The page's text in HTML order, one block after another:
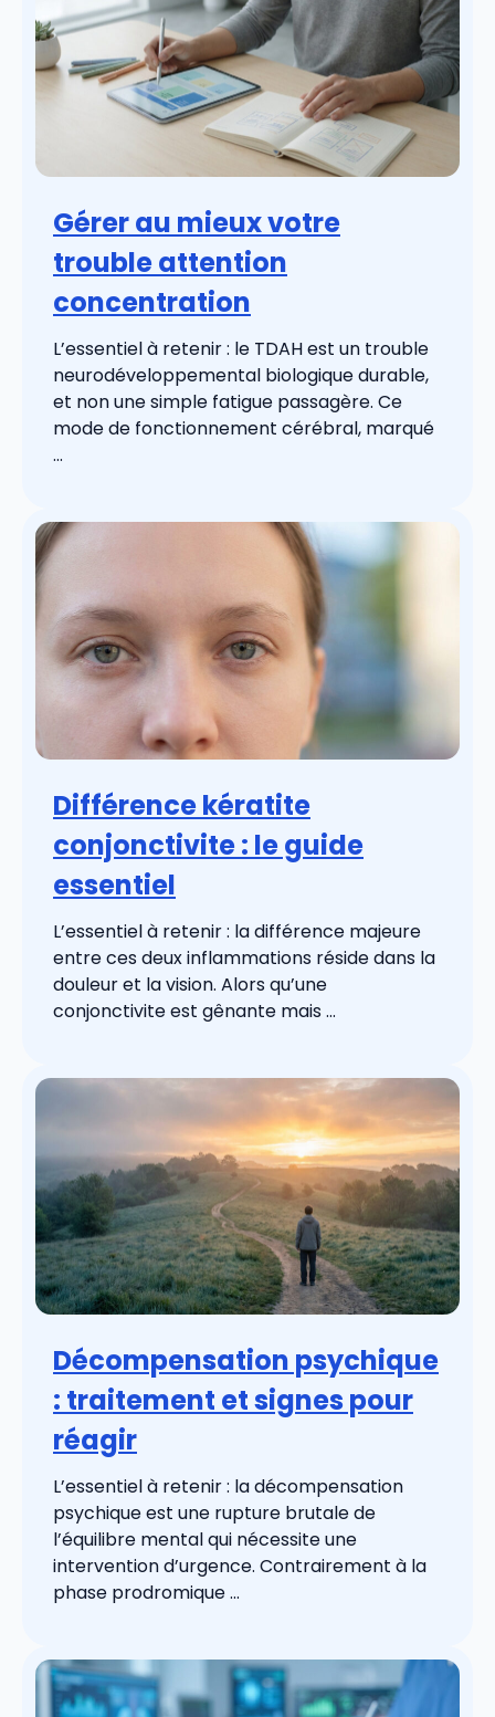
Gérer au mieux votre
trouble attention
concentration
L’essentiel à retenir : le TDAH est un trouble
neurodéveloppemental biologique durable,
et non une simple fatigue passagère. Ce
mode de fonctionnement cérébral, marqué
...
Différence kératite
conjonctivite : le guide
essentiel
L’essentiel à retenir : la différence majeure
entre ces deux inflammations réside dans la
douleur et la vision. Alors qu’une
conjonctivite est gênante mais ...
Décompensation psychique
: traitement et signes pour
réagir
L’essentiel à retenir : la décompensation
psychique est une rupture brutale de
l’équilibre mental qui nécessite une
intervention d’urgence. Contrairement à la
phase prodromique ...